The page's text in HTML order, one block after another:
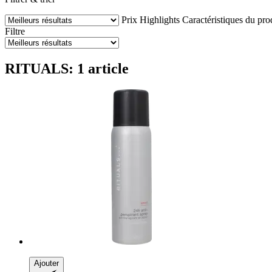
Prix Highlights Caractéristiques du
Filtre
RITUALS: 1 article
Ajouter